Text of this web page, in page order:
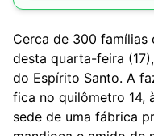
Cerca de 300 famílias
desta quarta-feira
do Espírito Santo. A
fica no quilômetro 14,
sede de uma fábrica